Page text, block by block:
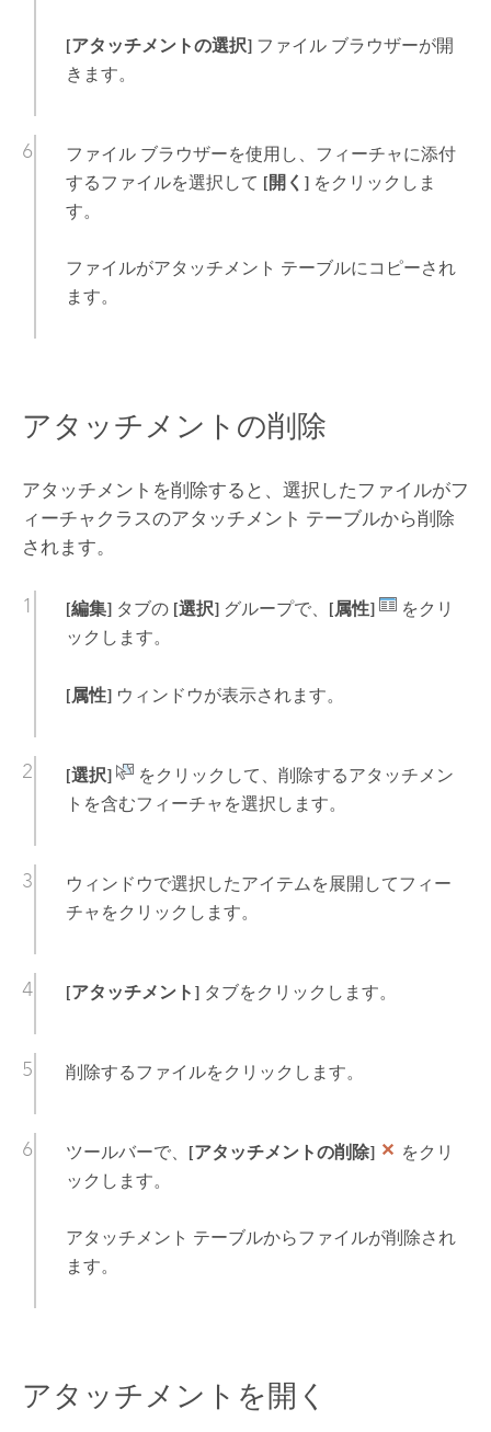
[アタッチメントの選択]ファイル ブラウザーが開
きます。
ファイル ブラウザーを使用し、フィーチャに添付
するファイルを選択して [開く]をクリックしま
す。
ファイルがアタッチメント テーブルにコピーされ
ます。
アタッチメントの削除
アタッチメントを削除すると、選択したファイルがフ
ィーチャクラスのアタッチメント テーブルから削除
されます。
[編集]タブの [選択]グループで、 [属性]
をクリ
ックします。
[属性]ウィンドウが表示されます。
[選択]
をクリックして、削除するアタッチメン
トを含むフィーチャを選択します。
ウィンドウで選択したアイテムを展開してフィー
チャをクリックします。
[アタッチメント]タブをクリックします。
削除するファイルをクリックします。
ツールバーで、 [アタッチメントの削除]
をクリ
ックします。
アタッチメント テーブルからファイルが削除され
ます。
アタッチメントを開く